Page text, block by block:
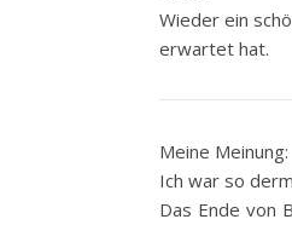
Wieder ein
erwartet hat.
Meine Meinung:
Ich war so
Das Ende von